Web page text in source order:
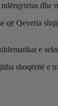
dhe
që Qeveria
e
shoqëritë e